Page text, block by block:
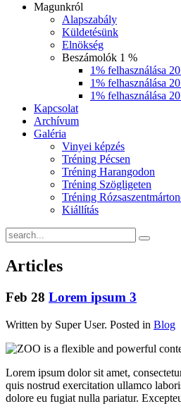
Magunkról
Alapszabály
Küldetésünk
Elnökség
Beszámolók 1 %
1% felhasználása
1% felhasználása
1% felhasználása
Kapcsolat
Archívum
Galéria
Vinyei képzés
Tréning Pécsen
Tréning Harangodon
Tréning Szögligeten
Tréning
Kiállítás
Articles
Feb 28 Lorem ipsum 3
Written by Super User. Posted in Blog
Lorem ipsum dolor sit amet,
quis nostrud exercitation ullamco
dolore eu fugiat nulla pariatur.